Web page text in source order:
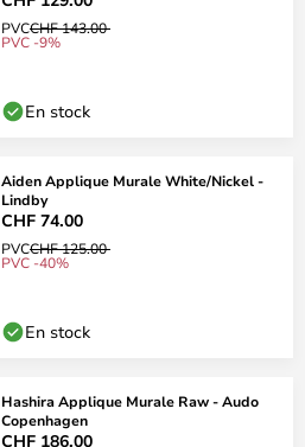
PVCCHF 143.00
PVC -9%
En stock
Aiden Applique Murale White/Nickel -
Lindby
CHF 74.00
PVCCHF 125.00
PVC -40%
En stock
Hashira Applique Murale Raw - Audo
Copenhagen
CHF 186.00